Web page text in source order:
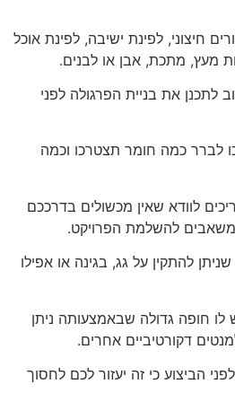
חיצוני, לפינת ישיבה, לפינת אוכל
מעץ, מתכת, אבן או לבנים.
לתכנן את בניית הפרגולה לפני
לברר כמה חומר תצטרכו וכמה
לוודא שאין מכשולים בדרככם
משאבים להשלמת הפרויקט.
להתקין על גג, בגינה או אפילו
לו חופה גדולה שבאמצעותה ניתן
דקורטיביים אחרים.
הביצוע כי זה יעזור לכם לחסוך